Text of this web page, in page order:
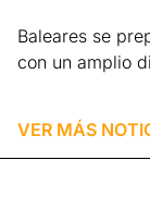
Baleares se
con un amplio
VER MÁS